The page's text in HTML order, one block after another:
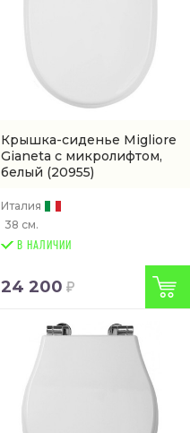
Крышка-сиденье Migliore
Gianeta с микролифтом,
белый (20955)
Италия
38 см.
В НАЛИЧИИ
24 200